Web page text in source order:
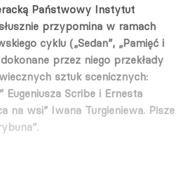
Państwowy Instytut
przypomina w ramach
cyklu („Sedan”, „Pamięć i
przez niego przekłady
sztuk scenicznych:
Eugeniusza Scribe i Ernesta
na wsi” Iwana Turgieniewa. Pisze